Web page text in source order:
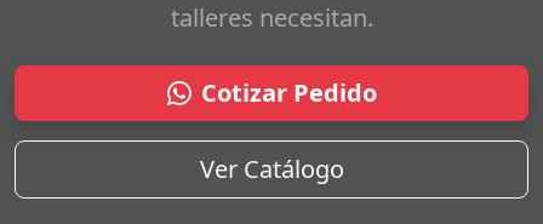
talleres necesitan.
Cotizar Pedido
Ver Catálogo